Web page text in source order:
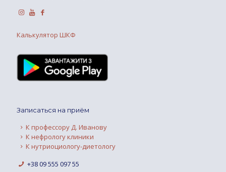
Калькулятор ШКФ
Записаться на приём
К профессору Д. Иванову
К нефрологу клиники
К нутриоциологу-диетологу
+38 09 555 097 55